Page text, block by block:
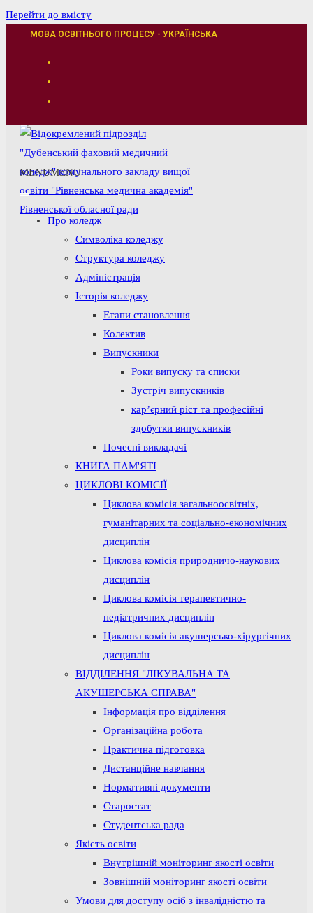
Перейти до вмісту
МОВА ОСВІТНЬОГО ПРОЦЕСУ - УКРАЇНСЬКА
MENUMENU
Про коледж
Символіка коледжу
Структура коледжу
Адміністрація
Історія коледжу
Етапи становлення
Колектив
Випускники
Роки випуску та списки
Зустріч випускників
кар’єрний ріст та професійні
здобутки випускників
Почесні викладачі
КНИГА ПАМ'ЯТІ
ЦИКЛОВІ КОМІСІЇ
Циклова комісія загальноосвітніх,
гуманітарних та соціально-економічних
дисциплін
Циклова комісія природничо-наукових
дисциплін
Циклова комісія терапевтично-
педіатричних дисциплін
Циклова комісія акушерсько-хірургічних
дисциплін
ВІДДІЛЕННЯ "ЛІКУВАЛЬНА ТА
АКУШЕРСЬКА СПРАВА"
Інформація про відділення
Організаційна робота
Практична підготовка
Дистанційне навчання
Нормативні документи
Старостат
Студентська рада
Якість освіти
Внутрішній моніторинг якості освіти
Зовнішній моніторинг якості освіти
Умови для доступу осіб з інвалідністю та